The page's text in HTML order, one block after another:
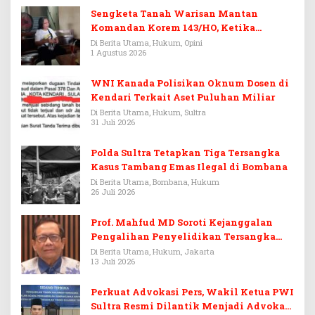
Sengketa Tanah Warisan Mantan
Komandan Korem 143/HO, Ketika
Warisan Menjadi Arena Pemerasan
Di Berita Utama, Hukum, Opini
1 Agustus 2026
WNI Kanada Polisikan Oknum Dosen di
Kendari Terkait Aset Puluhan Miliar
Di Berita Utama, Hukum, Sultra
31 Juli 2026
Polda Sultra Tetapkan Tiga Tersangka
Kasus Tambang Emas Ilegal di Bombana
Di Berita Utama, Bombana, Hukum
26 Juli 2026
Prof. Mahfud MD Soroti Kejanggalan
Pengalihan Penyelidikan Tersangka
Febrie Adriansyah
Di Berita Utama, Hukum, Jakarta
13 Juli 2026
Perkuat Advokasi Pers, Wakil Ketua PWI
Sultra Resmi Dilantik Menjadi Advokat